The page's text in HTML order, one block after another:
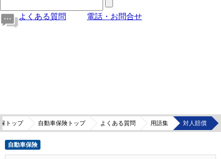
よくある質問 電話・お問合せ
トップ 自動車保険トップ よくある質問 用語集 対人賠償
自動車保険